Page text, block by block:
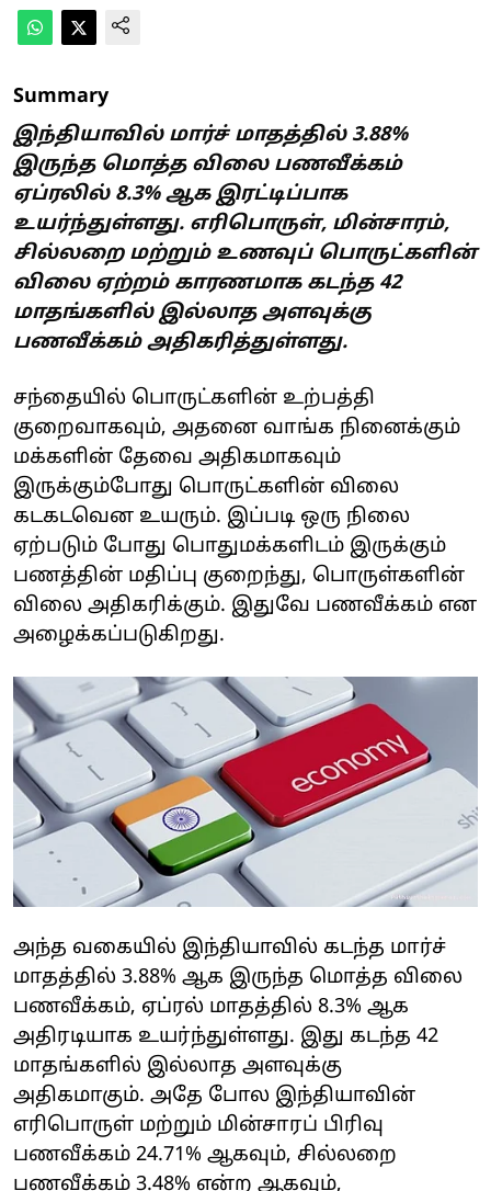
Summary
இந்தியாவில் மார்ச் மாதத்தில் 3.88%
இருந்த மொத்த விலை பணவீக்கம்
ஏப்ரலில் 8.3% ஆக இரட்டிப்பாக
உயர்ந்துள்ளது. எரிபொருள், மின்சாரம்,
சில்லறை மற்றும் உணவுப் பொருட்களின்
விலை ஏற்றம் காரணமாக கடந்த 42
மாதங்களில் இல்லாத அளவுக்கு
பணவீக்கம் அதிகரித்துள்ளது.
சந்தையில் பொருட்களின் உற்பத்தி
குறைவாகவும், அதனை வாங்க நினைக்கும்
மக்களின் தேவை அதிகமாகவும்
இருக்கும்போது பொருட்களின் விலை
கடகடவென உயரும். இப்படி ஒரு நிலை
ஏற்படும் போது பொதுமக்களிடம் இருக்கும்
பணத்தின் மதிப்பு குறைந்து, பொருள்களின்
விலை அதிகரிக்கும். இதுவே பணவீக்கம் என
அழைக்கப்படுகிறது.
அந்த வகையில் இந்தியாவில் கடந்த மார்ச்
மாதத்தில் 3.88% ஆக இருந்த மொத்த விலை
பணவீக்கம், ஏப்ரல் மாதத்தில் 8.3% ஆக
அதிரடியாக உயர்ந்துள்ளது. இது கடந்த 42
மாதங்களில் இல்லாத அளவுக்கு
அதிகமாகும். அதே போல இந்தியாவின்
எரிபொருள் மற்றும் மின்சாரப் பிரிவு
பணவீக்கம் 24.71% ஆகவும், சில்லறை
பணவீக்கம் 3.48% என்ற ஆகவும்,